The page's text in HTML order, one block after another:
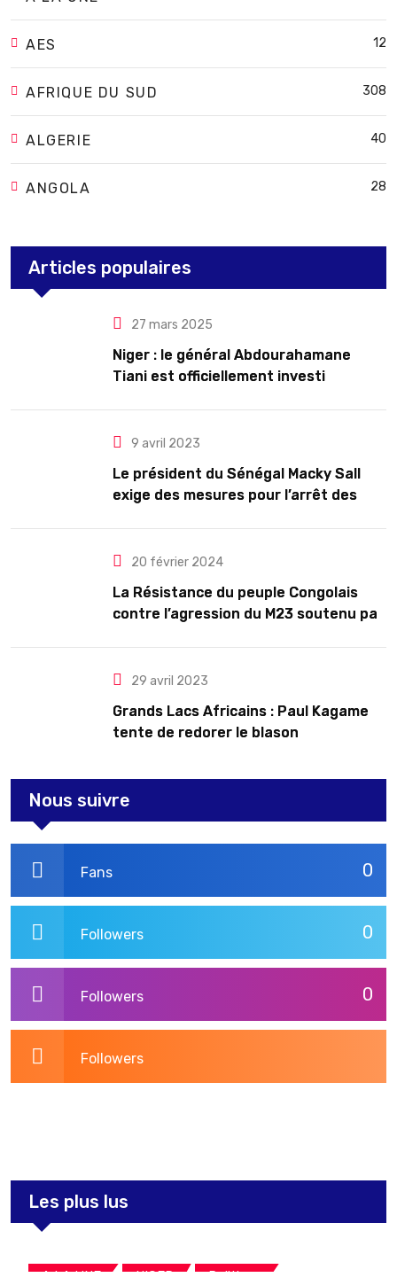
AES 12
AFRIQUE DU SUD 308
ALGERIE 40
ANGOLA 28
Articles populaires
27 mars 2025
Niger : le général Abdourahamane
Tiani est officiellement investi
9 avril 2023
Le président du Sénégal Macky Sall
exige des mesures pour l’arrêt des
20 février 2024
La Résistance du peuple Congolais
contre l’agression du M23 soutenu par
29 avril 2023
Grands Lacs Africains : Paul Kagame
tente de redorer le blason
Nous suivre
0
Fans
0
Followers
0
Followers
Followers
Les plus lus
A LA UNE NIGER Politique